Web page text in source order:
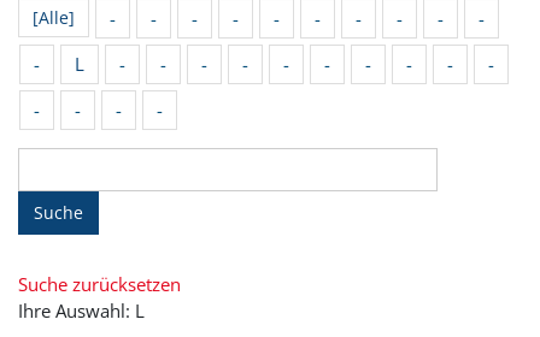
[Alle] - - - - - - - - -
-
-
L - - - - - - - - -
-
-
- - -
Suche
Suche zurücksetzen
Ihre Auswahl: L